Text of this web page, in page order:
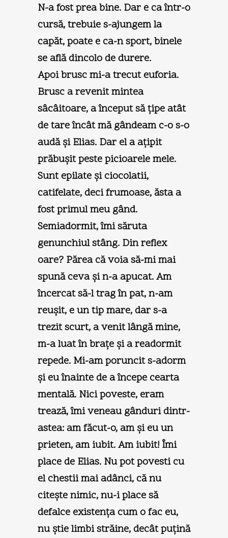
N-a fost prea bine. Dar e ca într-o
cursă, trebuie s-ajungem la
capăt, poate e ca-n sport, binele
se află dincolo de durere.
Apoi brusc mi-a trecut euforia.
Brusc a revenit mintea
sâcâitoare, a început să ţipe atât
de tare încât mă gândeam c-o s-o
audă şi Elias. Dar el a aţipit
prăbuşit peste picioarele mele.
Sunt epilate şi ciocolatii,
catifelate, deci frumoase, ăsta a
fost primul meu gând.
Semiadormit, îmi săruta
genunchiul stâng. Din reflex
oare? Părea că voia să-mi mai
spună ceva şi n-a apucat. Am
încercat să-l trag în pat, n-am
reuşit, e un tip mare, dar s-a
trezit scurt, a venit lângă mine,
m-a luat în braţe şi a readormit
repede. Mi-am poruncit s-adorm
şi eu înainte de a începe cearta
mentală. Nici poveste, eram
trează, îmi veneau gânduri dintr-
astea: am făcut-o, am şi eu un
prieten, am iubit. Am iubit! Îmi
place de Elias. Nu pot povesti cu
el chestii mai adânci, că nu
citeşte nimic, nu-i place să
defalce existenţa cum o fac eu,
nu ştie limbi străine, decât puţină